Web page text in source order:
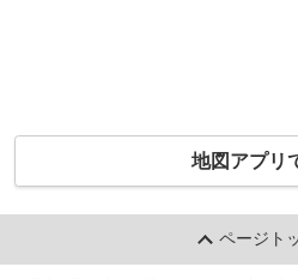
地図アプリ
ページト